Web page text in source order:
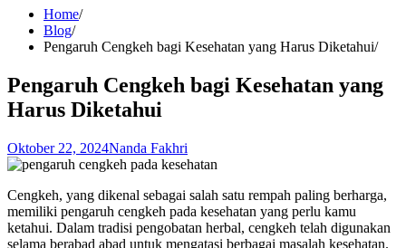
Home
Blog
Pengaruh Cengkeh bagi Kesehatan yang Harus Diketahui
Pengaruh Cengkeh bagi Kesehatan yang
Harus Diketahui
Oktober 22, 2024Nanda Fakhri
Cengkeh, yang dikenal sebagai salah satu rempah paling berharga,
memiliki pengaruh cengkeh pada kesehatan yang perlu kamu
ketahui. Dalam tradisi pengobatan herbal, cengkeh telah digunakan
selama berabad abad untuk mengatasi berbagai masalah kesehatan.